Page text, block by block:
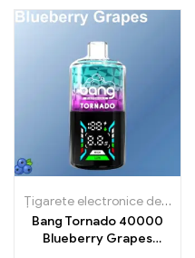
datorită bobinei Mesh
Țigarete electronice de unică folosință
Bang Tornado 40000
Blueberry Grapes